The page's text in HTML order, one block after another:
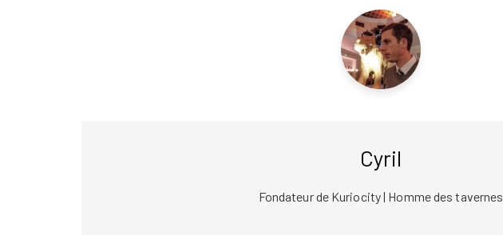
Cyril
Fondateur de Kuriocity | Homme des tavernes